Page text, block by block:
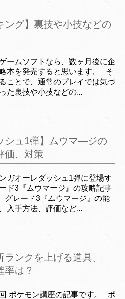
ング】裏技や小技などの
ームソフトなら、数ヶ月後に企
本を発売すると思います。 そ
ことで、通常のプレイでは気づ
た裏技や小技などの...
シュ1弾】ムウマ―ジの
価、対策
ガオーレダッシュ1弾に登場す
ド3『ムウマージ』の攻略記事
グレード3『ムウマージ』の能
入手方法、評価など...
ンクを上げる道具、
率は？
ポケモン講座の記事です。 ポ